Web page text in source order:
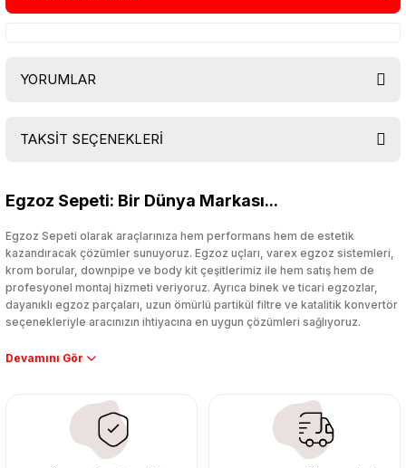
YORUMLAR
TAKSİT SEÇENEKLERİ
Egzoz Sepeti: Bir Dünya Markası...
Egzoz Sepeti olarak araçlarınıza hem performans hem de estetik
kazandıracak çözümler sunuyoruz. Egzoz uçları, varex egzoz sistemleri,
krom borular, downpipe ve body kit çeşitlerimiz ile hem satış hem de
profesyonel montaj hizmeti veriyoruz. Ayrıca binek ve ticari egzozlar,
dayanıklı egzoz parçaları, uzun ömürlü partikül filtre ve katalitik konvertör
seçenekleriyle aracınızın ihtiyacına en uygun çözümleri sağlıyoruz.
Performans artışı isteyen sürücüler için özel performans egzozları ve
çıkma orijinal ürünler ile yenileyebilir, body kit uygulamalarıyla aracınızın
tasarımını ve aerodinamisini üst seviyeye taşıyabilirsiniz.
Tüm ürünlerimiz orijinal, dayanıklı ve uzun ömürlüdür. İstanbul’daki montaj